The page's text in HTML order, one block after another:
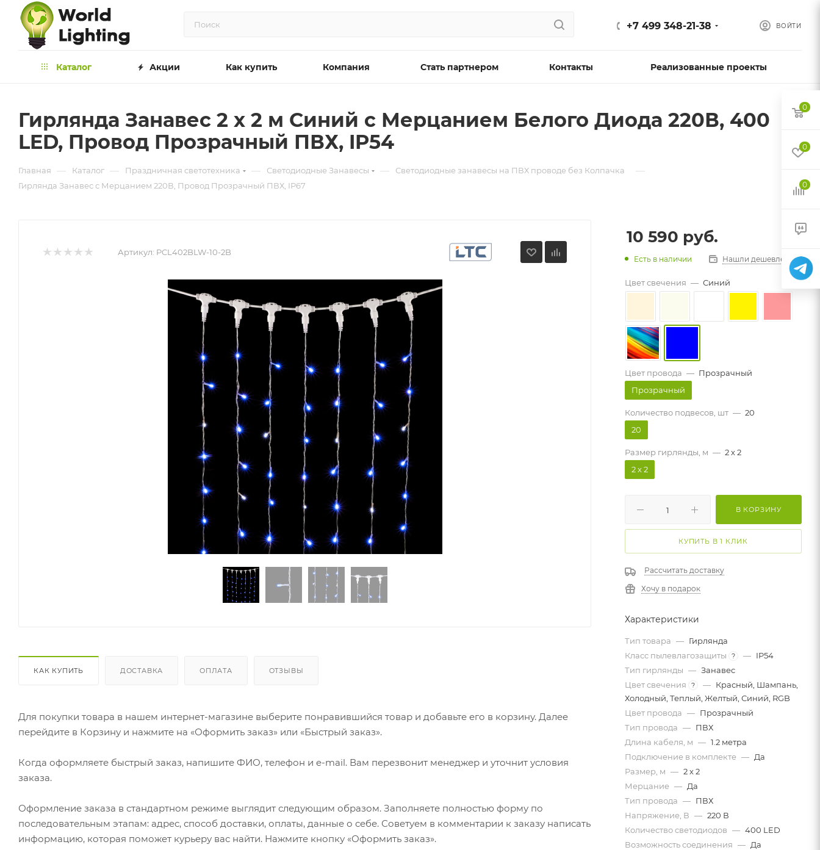
ВОЙТИ
+7 499 348-21-38
Каталог Акции Как купить Компания Стать партнером Контакты Реализованные проекты
Гирлянда Занавес 2 x 2 м Синий с Мерцанием Белого Диода 220В, 400
LED, Провод Прозрачный ПВХ, IP54
Главная — Каталог — Праздничная светотехника — Светодиодные Занавесы — Светодиодные занавесы на ПВХ проводе без Колпачка —
Гирлянда Занавес с Мерцанием 220В, Провод Прозрачный ПВХ, IP67
Артикул: PCL402BLW-10-2B
КАК КУПИТЬ ДОСТАВКА ОПЛАТА ОТЗЫВЫ
Для покупки товара в нашем интернет-магазине выберите понравившийся товар и добавьте его в корзину. Далее
перейдите в Корзину и нажмите на «Оформить заказ» или «Быстрый заказ».
Когда оформляете быстрый заказ, напишите ФИО, телефон и e-mail. Вам перезвонит менеджер и уточнит условия
заказа.
Оформление заказа в стандартном режиме выглядит следующим образом. Заполняете полностью форму по
последовательным этапам: адрес, способ доставки, оплаты, данные о себе. Советуем в комментарии к заказу написать
информацию, которая поможет курьеру вас найти. Нажмите кнопку «Оформить заказ».
10 590 руб.
Есть в наличии Нашли дешевле?
Цвет свечения — Синий
Цвет провода — Прозрачный
Прозрачный
Количество подвесов, шт — 20
20
Размер гирлянды, м — 2 х 2
2 х 2
В КОРЗИНУ
КУПИТЬ В 1 КЛИК
Рассчитать доставку
Хочу в подарок
Характеристики
Тип товара — Гирлянда
Класс пылевлагозащиты
? — IP54
Тип гирлянды — Занавес
Цвет свечения
? — Красный, Шампань,
Холодный, Теплый, Желтый, Синий, RGB
Цвет провода — Прозрачный
Тип провода — ПВХ
Длина кабеля, м — 1.2 метра
Подключение в комплекте — Да
Размер, м — 2 х 2
Мерцание — Да
Тип провода — ПВХ
Напряжение, В — 220 В
Количество светодиодов — 400 LED
Возможность соединения — Да
0
0
0